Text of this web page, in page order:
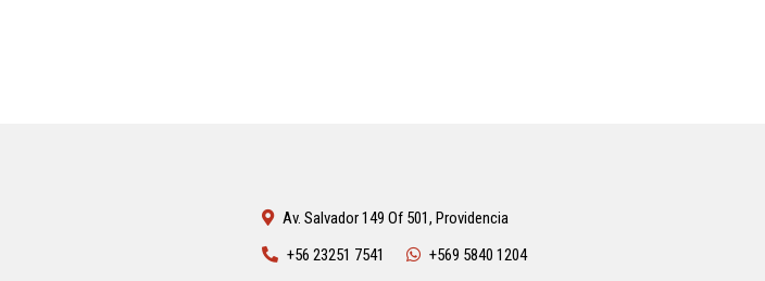
Av. Salvador 149 Of 501, Providencia
+56 23251 7541
+569 5840 1204